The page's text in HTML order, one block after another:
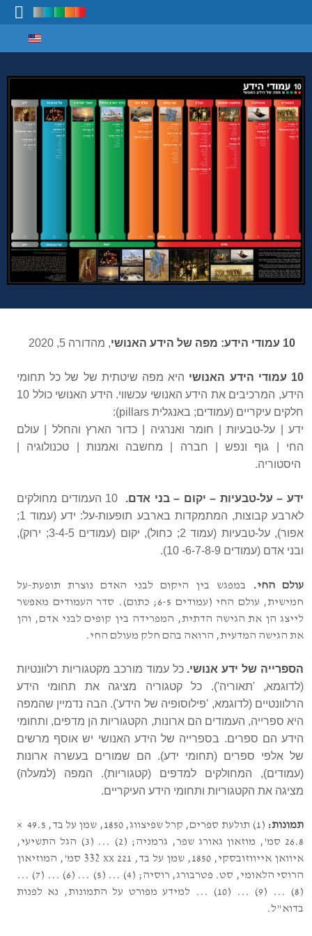
10 עמודי הידע: מפה של הידע האנושי , מהדורה 5, 2020
10 עמודי הידע האנושי
היא מפה שיטתית של של כל תחומי
הידע, המרכיבים את הידע האנושי עכשווי. הידע האנושי כולל 10
חלקים עיקריים (עמודים; באנגלית pillars):
ידע
על-טבעיות חומר ואנרגיה כדור הארץ והחלל
עולם
החי
גוף ונפש חברה מחשבה ואמנות טכנולוגיה
היסטוריה.
ידע – על-טבעיות – יקום – בני אדם.
10 העמודים מחולקים
לארבע קבוצות, המתמקדות בארבע תופעות-על: ידע (עמוד 1;
אפור), על-טבעיות (עמוד 2; כחול), יקום (עמודים 3-4-5; ירוק),
ובני אדם (עמודים 6-7-8-9- 10).
עולם החי.
במפגש בין היקום לבני האדם נוצרת תופעת-על
חמישית, עולם החי (עמודים 6-5; כתום). סדר העמודים מאפשר
לייצג הן את הגישה הדתית, המפרידה בין קופים לבני אדם, והן
את הגישה המדעית, הרואה בהם חלק מעולם החי.
הספרייה של ידע אנושי. כל עמוד מורכב מקטגוריות רלוונטיות
(לדוגמא, 'תאוריה'). כל קטגוריה מציגה את תחומי הידע
הרלוונטיים (לדוגמא, 'פילוסופיה של הידע'). הבה נדמיין שהמפה
היא ספרייה, העמודים הם ארונות, הקטגוריות הן מדפים, ותחומי
הידע הם ספרים. בספרייה של הידע האנושי יש אוסף מרשים
של אלפי ספרים (תחומי ידע). הם שמורים בעשרה ארונות
(עמודים), המחולקים למדפים (קטגוריות). המפה (למעלה)
מציגה את הקטגוריות ותחומי הידע העיקריים.
תמונות:
(1) תולעת ספרים, קרל שפיצווג, 1850, שמן על בד, 49.5 ×
26.8 סמ', מוזאון גאורג שפר, גרמניה; (2) ...
(3)
הגל התשיעי,
איוואן אייווזובסקי, 1850, שמן על בד, 221 x
x
332 סמ', המוזיאון
הרוסי הלאומי, סט. פטרבורג, רוסיה; (4) ... (5) ...
(6) ... (7) ...
(8) ...
(9) ... (10) ... למידע מפורט על התמונות, נא לפנות
בדוא"ל.